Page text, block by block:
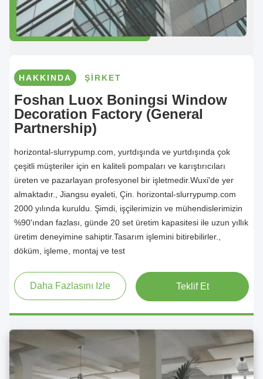
HAKKINDA ŞIRKET
Foshan Luox Boningsi Window
Decoration Factory (General
Partnership)
horizontal-slurrypump.com, yurtdışında ve yurtdışında çok
çeşitli müşteriler için en kaliteli pompaları ve karıştırıcıları
üreten ve pazarlayan profesyonel bir işletmedir.Wuxi'de yer
almaktadır., Jiangsu eyaleti, Çin. horizontal-slurrypump.com
2000 yılında kuruldu. Şimdi, işçilerimizin ve mühendislerimizin
%90'ından fazlası, günde 20 set üretim kapasitesi ile uzun yıllık
üretim deneyimine sahiptir.Tasarım işlemini bitirebilirler.,
döküm, işleme, montaj ve test
Daha Fazlasını Izle Teklif Et